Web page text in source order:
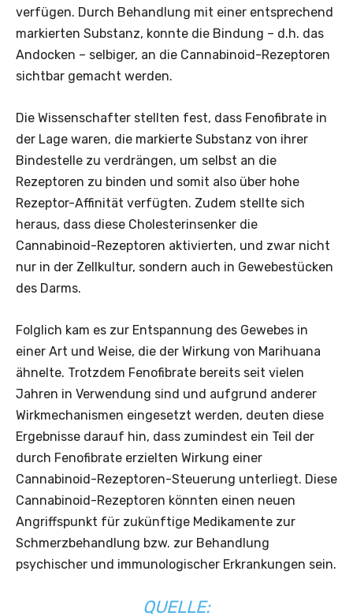
verfügen. Durch Behandlung mit einer entsprechend
markierten Substanz, konnte die Bindung – d.h. das
Andocken – selbiger, an die Cannabinoid-Rezeptoren
sichtbar gemacht werden.
Die Wissenschafter stellten fest, dass Fenofibrate in
der Lage waren, die markierte Substanz von ihrer
Bindestelle zu verdrängen, um selbst an die
Rezeptoren zu binden und somit also über hohe
Rezeptor-Affinität verfügten. Zudem stellte sich
heraus, dass diese Cholesterinsenker die
Cannabinoid-Rezeptoren aktivierten, und zwar nicht
nur in der Zellkultur, sondern auch in Gewebestücken
des Darms.
Folglich kam es zur Entspannung des Gewebes in
einer Art und Weise, die der Wirkung von Marihuana
ähnelte. Trotzdem Fenofibrate bereits seit vielen
Jahren in Verwendung sind und aufgrund anderer
Wirkmechanismen eingesetzt werden, deuten diese
Ergebnisse darauf hin, dass zumindest ein Teil der
durch Fenofibrate erzielten Wirkung einer
Cannabinoid-Rezeptoren-Steuerung unterliegt. Diese
Cannabinoid-Rezeptoren könnten einen neuen
Angriffspunkt für zukünftige Medikamente zur
Schmerzbehandlung bzw. zur Behandlung
psychischer und immunologischer Erkrankungen sein.
QUELLE: